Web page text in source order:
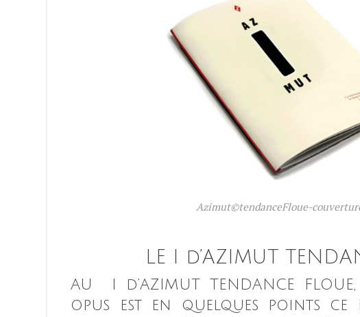
Azimut©tendanceFloue-
LE I d’AZIMUT
AU I d’AZIMUT TENDANCE
opus est en quelques points